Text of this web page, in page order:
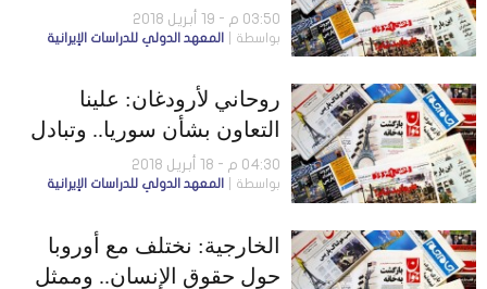
إلى «فاتيكان» شيعية
03:50 م - 19 أبريل 2018
بواسطة المعهد الدولي للدراسات الإيرانية
روحاني لأرودغان: علينا
التعاون بشأن سوريا.. وتبادل
قانوني بين مسقط وطهران
04:30 م - 18 أبريل 2018
بواسطة المعهد الدولي للدراسات الإيرانية
الخارجية: نختلف مع أوروبا
حول حقوق الإنسان.. وممثل